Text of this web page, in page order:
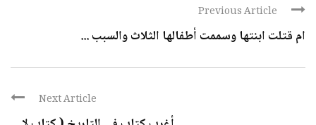
Previous Article
ام قتلت ابنتها وسممت أطفالها الثلاث والسبب ...
Next Article